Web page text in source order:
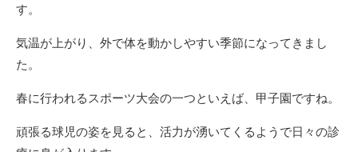
す。
気温が上がり、外で体を動かしやすい季節になってきまし
た。
春に行われるスポーツ大会の一つといえば、甲子園ですね。
頑張る球児の姿を見ると、活力が湧いてくるようで日々の診